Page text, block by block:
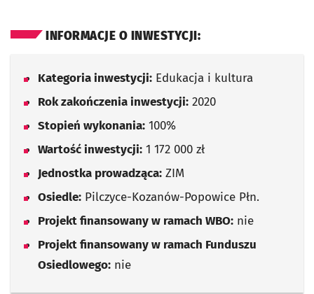
INFORMACJE O INWESTYCJI:
Kategoria inwestycji: Edukacja i kultura
Rok zakończenia inwestycji: 2020
Stopień wykonania: 100%
Wartość inwestycji: 1 172 000 zł
Jednostka prowadząca: ZIM
Osiedle: Pilczyce-Kozanów-Popowice Płn.
Projekt finansowany w ramach WBO: nie
Projekt finansowany w ramach Funduszu
Osiedlowego: nie